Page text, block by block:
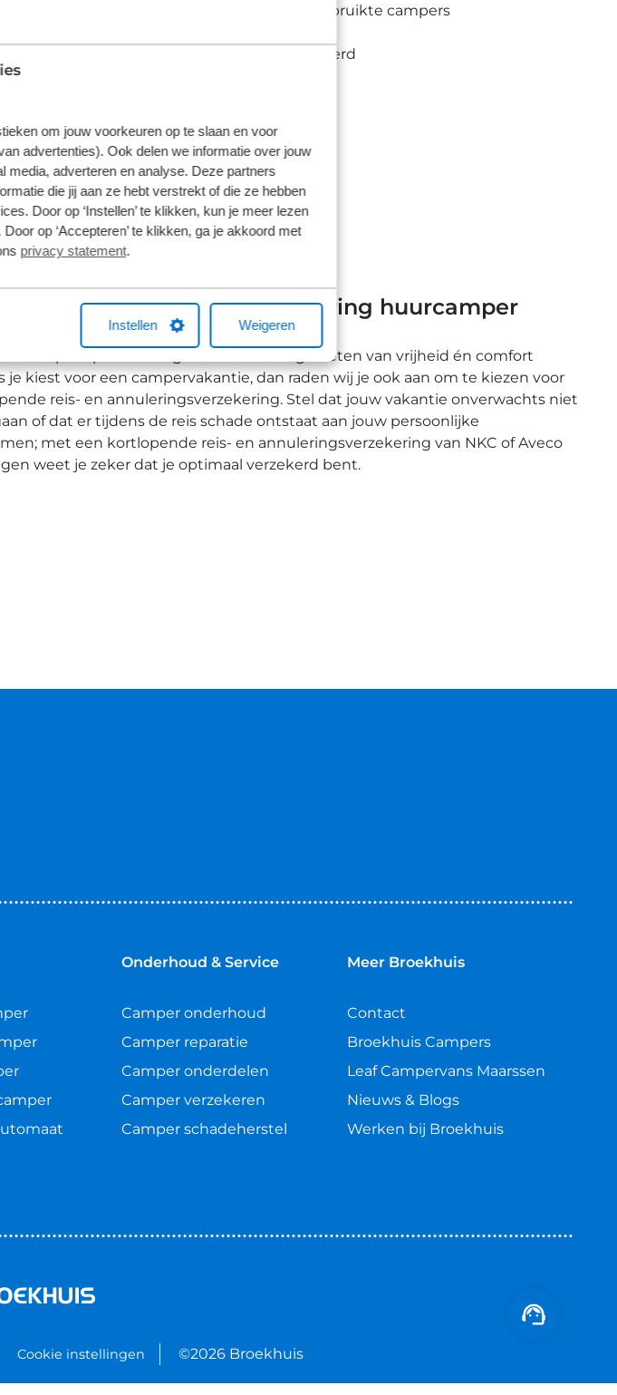
om jouw voorkeuren op te slaan en voor
advertenties). Ook delen we informatie over jouw
media, adverteren en analyse. Deze partners
die jij aan ze hebt verstrekt of die ze hebben
Door op ‘Instellen’ te klikken, kun je meer lezen
op ‘Accepteren’ te klikken, ga je akkoord met
privacy statement.
Instellen Weigeren
Unieke verzekeringen voor nieuwe en gebruikte campers
Woon/werkverkeer standaard meeverzekerd
Extra klantvoordeel met MijnAveco Pas
Speciale merkverzekeringen
Verzekering aanvragen
reisannuleringsverzekering huurcamper
op vakantie gaan is uiteraard genieten van vrijheid én comfort
je kiest voor een campervakantie, dan raden wij je ook aan om te kiezen voor
reis- en annuleringsverzekering. Stel dat jouw vakantie onverwachts niet
of dat er tijdens de reis schade ontstaat aan jouw persoonlijke
met een kortlopende reis- en annuleringsverzekering van NKC of Aveco
weet je zeker dat je optimaal verzekerd bent.
Onderhoud & Service
Camper onderhoud
Camper reparatie
Camper onderdelen
Camper verzekeren
Camper schadeherstel
Meer Broekhuis
Contact
Broekhuis Campers
Leaf Campervans Maarssen
Nieuws & Blogs
Werken bij Broekhuis
Cookie instellingen ©2026 Broekhuis